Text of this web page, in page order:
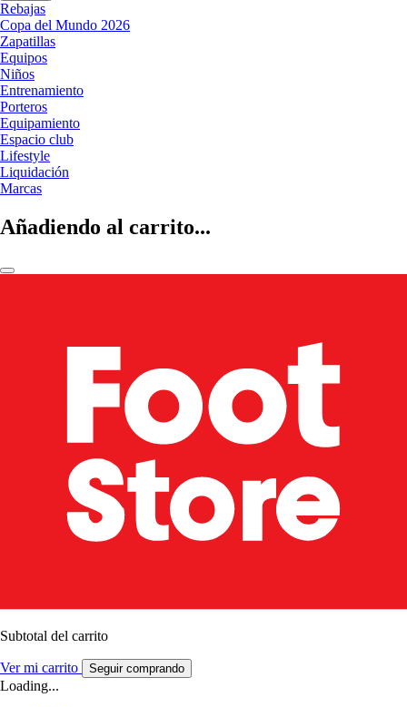
Rebajas
Copa del Mundo 2026
Zapatillas
Equipos
Niños
Entrenamiento
Porteros
Equipamiento
Espacio club
Lifestyle
Liquidación
Marcas
Añadiendo al carrito...
Subtotal del carrito
Ver mi carrito Seguir comprando
Loading...